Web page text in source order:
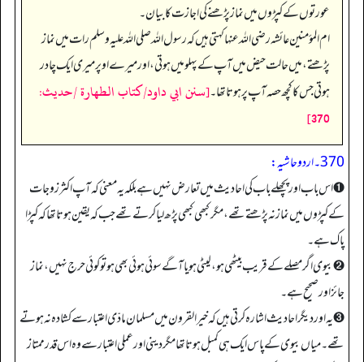
عورتوں کے کپڑوں میں نماز پڑھنے کی اجازت کا بیان۔
ام المؤمنین عائشہ رضی اللہ عنہا کہتی ہیں کہ رسول اللہ صلی اللہ علیہ وسلم رات میں نماز
پڑھتے، میں حالت حیض میں آپ کے پہلو میں ہوتی، اور میرے اوپر میری ایک چادر
ہوتی جس کا کچھ حصہ آپ پر ہوتا تھا۔[سنن ابي داود/كتاب الطهارة /حدیث:
370]
370۔ اردو حاشیہ:
➊ اس باب اور پچھلے باب کی احادیث میں تعارض نہیں ہے بلکہ یہ معنی کہ آپ اکثر زوجات
کے کپڑوں میں نماز نہ پڑھتے تھے، مگر کبھی کبھی پڑھ لیا کرتے تھے جب کہ یقین ہوتا تھا کہ کپڑا
پاک ہے۔
➋ بیوی اگر مصلے کے قریب بیٹھی ہو، لیٹی ہو یا آگے سوئی ہوئی بھی ہو تو کوئی حرج نہیں، نماز
جائز اور صحیح ہے۔
➌ یہ اور دیگر احادیث اشارہ کرتی ہیں کہ خیرالقرون میں مسلمان مادّی اعتبار سے کشادہ نہ ہوتے
تھے۔ میاں بیوی کے پاس ایک ہی کمبل ہوتا تھا مگر دینی اور عملی اعتبار سے وہ اس قدر ممتاز